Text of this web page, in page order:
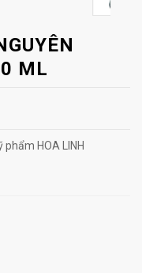
ML
phẩm HOA LINH